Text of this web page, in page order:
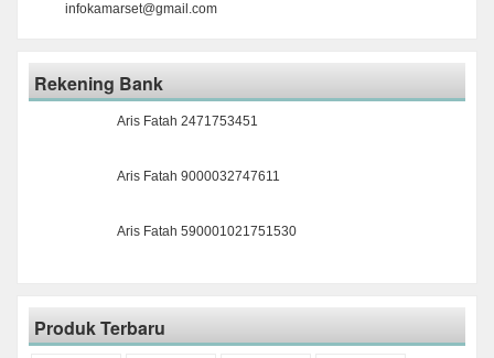
infokamarset@gmail.com
Rekening Bank
Aris Fatah 2471753451
Aris Fatah 9000032747611
Aris Fatah 590001021751530
Produk Terbaru